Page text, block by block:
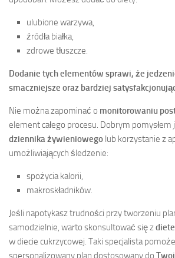
ulubione warzywa,
źródła białka,
zdrowe tłuszcze.
Dodanie tych elementów sprawi, że
smaczniejsze oraz bardziej
Nie można zapominać o monitorowaniu
element całego procesu. Dobrym
dziennika żywieniowego lub korzystanie z
umożliwiających śledzenie:
spożycia kalorii,
makroskładników.
Jeśli napotykasz trudności przy tworzeniu
samodzielnie, warto skonsultować się z
w diecie cukrzycowej. Taki specjalista
spersonalizowany plan dostosowany do